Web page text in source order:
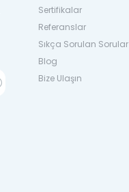
Sertifikalar
Referanslar
Sıkça Sorulan Sorular
Blog
Bize Ulaşın